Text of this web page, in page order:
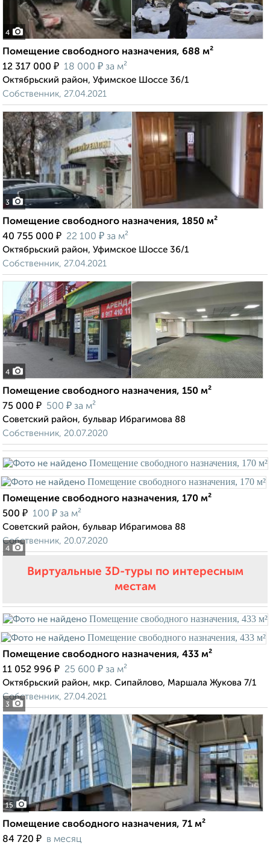
4
Помещение свободного назначения, 688 м²
12 317 000 ₽ 18 000 ₽ за м²
Октябрьский район, Уфимское Шоссе 36/1
Собственник, 27.04.2021
3
Помещение свободного назначения, 1850 м²
40 755 000 ₽ 22 100 ₽ за м²
Октябрьский район, Уфимское Шоссе 36/1
Собственник, 27.04.2021
4
Помещение свободного назначения, 150 м²
75 000 ₽ 500 ₽ за м²
Советский район, бульвар Ибрагимова 88
Собственник, 20.07.2020
4
Помещение свободного назначения, 170 м²
500 ₽ 100 ₽ за м²
Советский район, бульвар Ибрагимова 88
Собственник, 20.07.2020
Виртуальные 3D-туры по интересным
местам
3
Помещение свободного назначения, 433 м²
11 052 996 ₽ 25 600 ₽ за м²
Октябрьский район, мкр. Сипайлово, Маршала Жукова 7/1
Собственник, 27.04.2021
15
Помещение свободного назначения, 71 м²
84 720 ₽ в месяц